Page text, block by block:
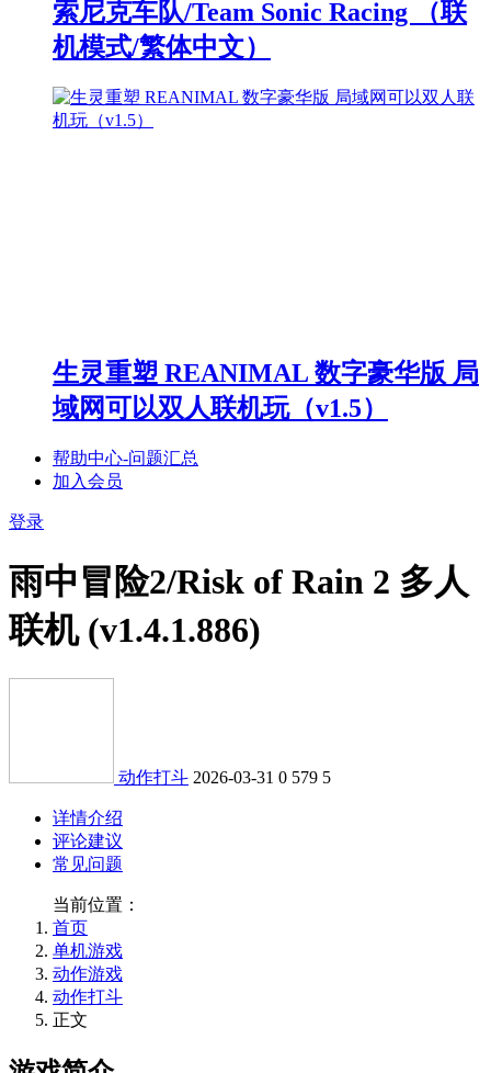
索尼克车队/Team Sonic Racing （联
机模式/繁体中文）
生灵重塑 REANIMAL 数字豪华版 局
域网可以双人联机玩（v1.5）
帮助中心-问题汇总
加入会员
登录
雨中冒险2/Risk of Rain 2 多人
联机 (v1.4.1.886)
动作打斗 2026-03-31 0 579 5
详情介绍
评论建议
常见问题
当前位置：
首页
单机游戏
动作游戏
动作打斗
正文